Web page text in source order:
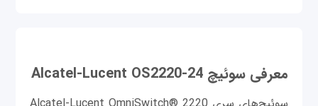
معرفی سوئیچ Alcatel-Lucent OS2220-24